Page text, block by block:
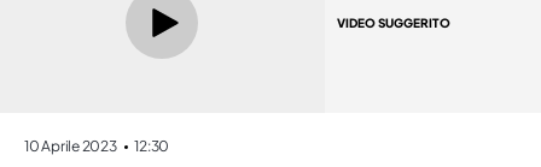
VIDEO SUGGERITO
10 Aprile 2023 12:30